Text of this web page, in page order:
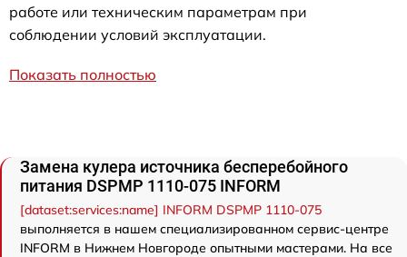
работе или техническим параметрам при
соблюдении условий эксплуатации.
Показать полностью
Замена кулера источника бесперебойного
питания DSPMP 1110-075 INFORM
[dataset:services:name] INFORM DSPMP 1110-075
выполняется в нашем специализированном сервис-центре
INFORM в Нижнем Новгороде опытными мастерами. На все